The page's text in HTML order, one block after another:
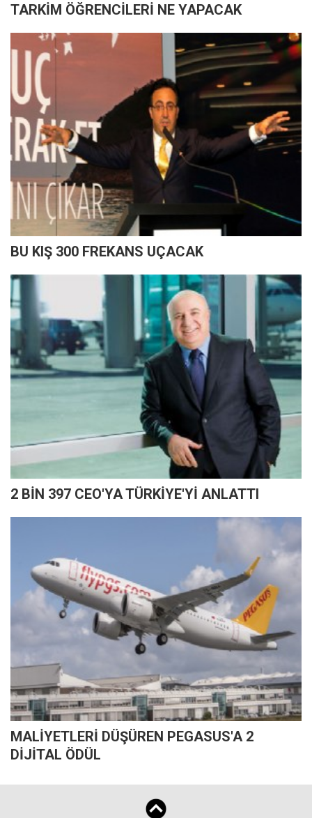
TARKİM ÖĞRENCİLERİ NE YAPACAK
BU KIŞ 300 FREKANS UÇACAK
2 BİN 397 CEO'YA TÜRKİYE'Yİ ANLATTI
MALİYETLERİ DÜŞÜREN PEGASUS'A 2
DİJİTAL ÖDÜL